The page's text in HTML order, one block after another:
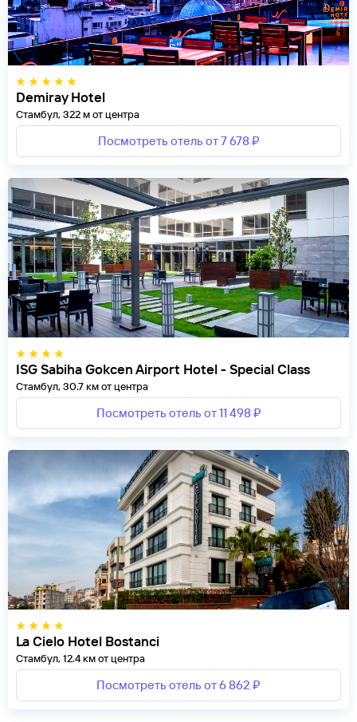
Demiray Hotel
Стамбул, 322 м от центра
Посмотреть отель от 7 678 ₽
ISG Sabiha Gokcen Airport Hotel - Special Class
Стамбул, 30.7 км от центра
Посмотреть отель от 11 498 ₽
La Cielo Hotel Bostanci
Стамбул, 12.4 км от центра
Посмотреть отель от 6 862 ₽